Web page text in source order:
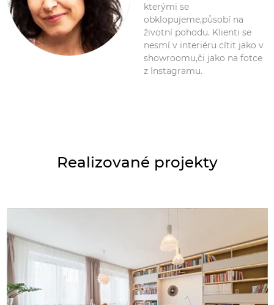
kterými se
obklopujeme,působí na
životní pohodu. Klienti se
nesmí v interiéru cítit jako v
showroomu,či jako na fotce
z Instagramu.
Realizované projekty